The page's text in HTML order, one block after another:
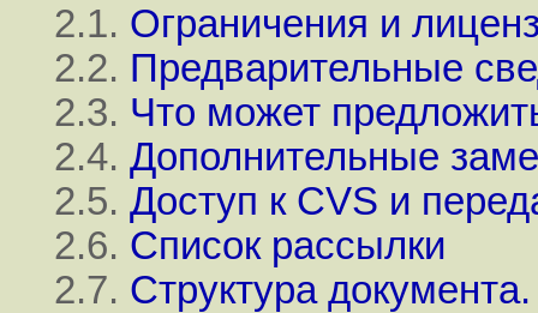
2.1. Ограничения и
2.2. Предварительные
2.3. Что может
2.4. Дополнительные
2.5. Доступ к CVS и
2.6. Список рассылки
2.7. Структура документа.